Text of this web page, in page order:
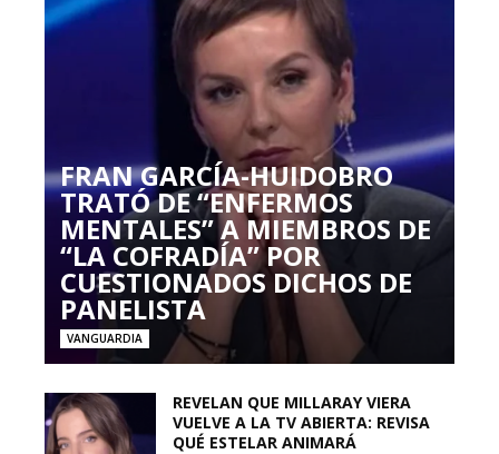
FRAN GARCÍA-HUIDOBRO
TRATÓ DE “ENFERMOS
MENTALES” A MIEMBROS DE
“LA COFRADÍA” POR
CUESTIONADOS DICHOS DE
PANELISTA
VANGUARDIA
REVELAN QUE MILLARAY VIERA
VUELVE A LA TV ABIERTA: REVISA
QUÉ ESTELAR ANIMARÁ